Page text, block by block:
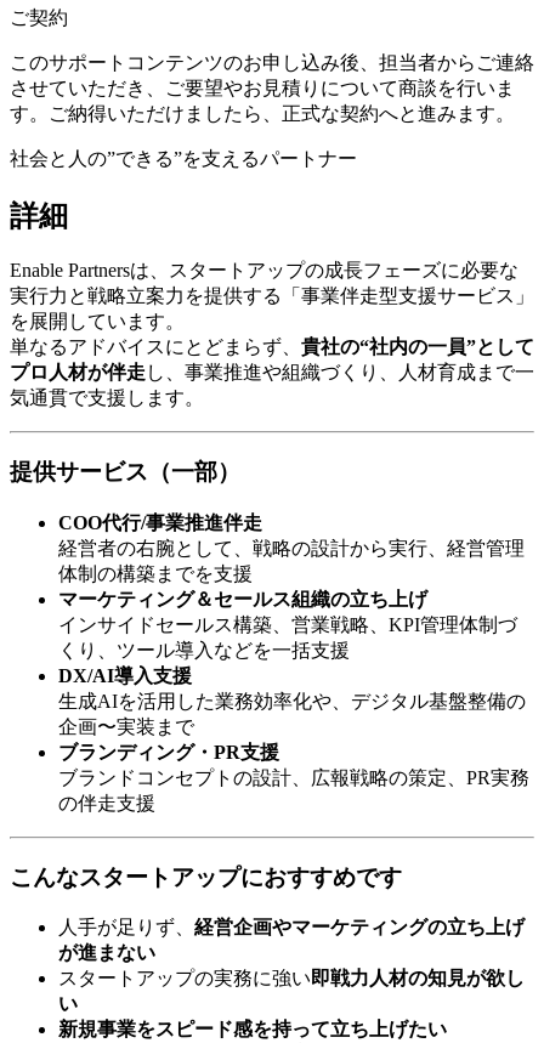
ご契約
このサポートコンテンツのお申し込み後、担当者からご連絡
させていただき、ご要望やお見積りについて商談を行いま
す。ご納得いただけましたら、正式な契約へと進みます。
社会と人の”できる”を支えるパートナー
詳細
Enable Partnersは、スタートアップの成長フェーズに必要な
実行力と戦略立案力を提供する「事業伴走型支援サービス」
を展開しています。
単なるアドバイスにとどまらず、 貴社の“社内の一員”として
プロ人材が伴走し、事業推進や組織づくり、人材育成まで一
気通貫で支援します。
提供サービス（一部）
COO代行/事業推進伴走
経営者の右腕として、戦略の設計から実行、経営管理
体制の構築までを支援
マーケティング＆セールス組織の立ち上げ
インサイドセールス構築、営業戦略、KPI管理体制づ
くり、ツール導入などを一括支援
DX/AI導入支援
生成AIを活用した業務効率化や、デジタル基盤整備の
企画〜実装まで
ブランディング・PR支援
ブランドコンセプトの設計、広報戦略の策定、PR実務
の伴走支援
こんなスタートアップにおすすめです
人手が足りず、 経営企画やマーケティングの立ち上げ
が進まない
スタートアップの実務に強い即戦力人材の知見が欲し
い
新規事業をスピード感を持って立ち上げたい